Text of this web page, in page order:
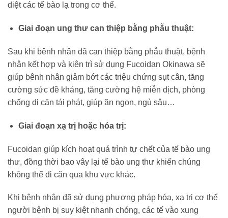
diệt các tế bào lạ trong cơ thể.
Giai đoạn ung thư can thiệp bằng phẫu thuật:
Sau khi bênh nhân đã can thiệp bằng phẫu thuật, bệnh
nhân kết hợp và kiên trì sử dụng Fucoidan Okinawa sẽ
giúp bênh nhân giảm bớt các triệu chứng sụt cân, tăng
cường sức đề kháng, tăng cường hệ miễn dịch, phòng
chống di căn tái phát, giúp ăn ngon, ngủ sâu…
Giai đoạn xạ trị hoặc hóa trị:
Fucoidan giúp kích hoạt quá trình tự chết của tế bào ung
thư, đồng thời bao vây lại tế bào ung thư khiến chúng
không thể di căn qua khu vực khác.
Khi bệnh nhân đã sử dụng phương pháp hóa, xạ trị cơ thể
người bệnh bị suy kiệt nhanh chóng, các tế vào xung